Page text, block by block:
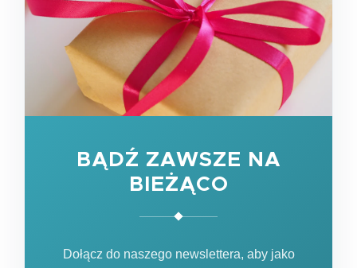
BĄDŹ ZAWSZE NA
BIEŻĄCO
Dołącz do naszego newslettera, aby jako